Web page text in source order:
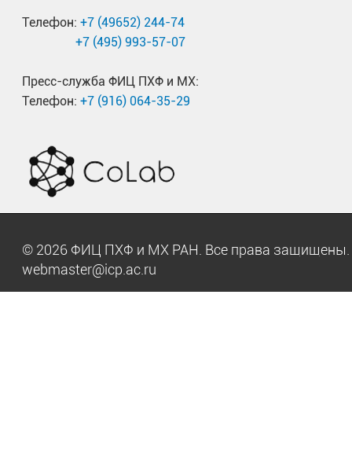
Телефон: +7 (49652) 244-74
+7 (495) 993-57-07
Пресс-служба ФИЦ ПХФ и МХ:
Телефон: +7 (916) 064-35-29
© 2026 ФИЦ ПХФ и МХ РАН. Все права
webmaster@icp.ac.ru